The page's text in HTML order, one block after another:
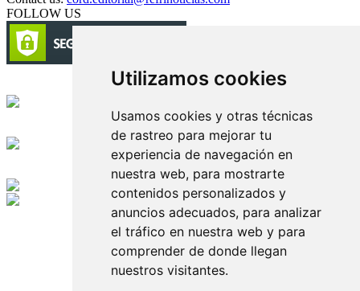
Utilizamos cookies
Usamos cookies y otras técnicas
de rastreo para mejorar tu
experiencia de navegación en
nuestra web, para mostrarte
contenidos personalizados y
anuncios adecuados, para analizar
el tráfico en nuestra web y para
comprender de donde llegan
nuestros visitantes.
FOLLOW US
Circulación certificada
Edición digital con tecnología
Playa Revolcadero 222 Col. Reforma Iztaccihuatl Norte C.P. 08810
CIUDAD DE MEXICO
Conmutador CIUDAD DE MEXICO (+52) 555 740 4476, 555 740
© 2000-2026 BURO DE MERCADOTECNIA DEL CENTRO,